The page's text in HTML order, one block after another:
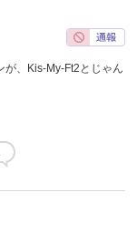
が、Kis-My-Ft2とじゃん